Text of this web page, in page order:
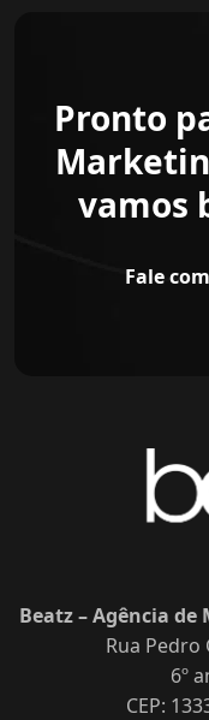
Pronto
vamos
Fale
Beatz – Agência
Rua Pedro
6º
CEP: